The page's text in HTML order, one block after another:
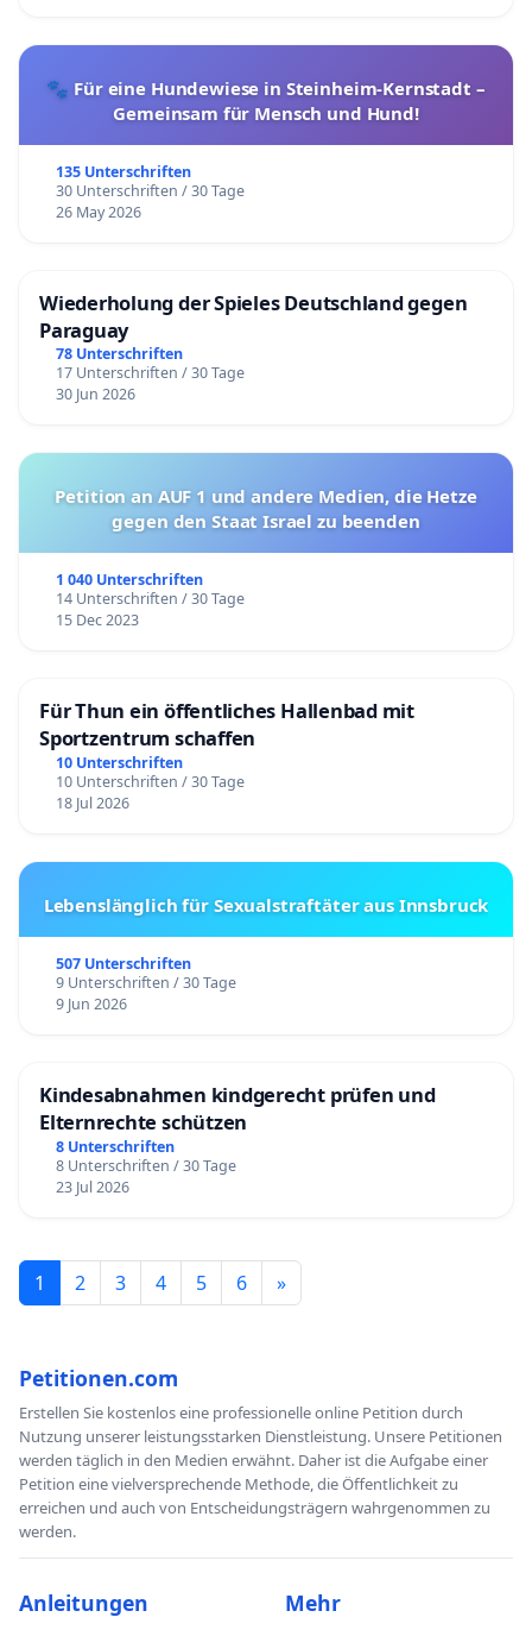
🐾 Für eine Hundewiese in Steinheim-Kernstadt –
Gemeinsam für Mensch und Hund!
135 Unterschriften
30 Unterschriften / 30 Tage
26 May 2026
Wiederholung der Spieles Deutschland gegen
Paraguay
78 Unterschriften
17 Unterschriften / 30 Tage
30 Jun 2026
Petition an AUF 1 und andere Medien, die Hetze
gegen den Staat Israel zu beenden
1 040 Unterschriften
14 Unterschriften / 30 Tage
15 Dec 2023
Für Thun ein öffentliches Hallenbad mit
Sportzentrum schaffen
10 Unterschriften
10 Unterschriften / 30 Tage
18 Jul 2026
Lebenslänglich für Sexualstraftäter aus Innsbruck
507 Unterschriften
9 Unterschriften / 30 Tage
9 Jun 2026
Kindesabnahmen kindgerecht prüfen und
Elternrechte schützen
8 Unterschriften
8 Unterschriften / 30 Tage
23 Jul 2026
1 2 3 4 5 6 »
Petitionen.com
Erstellen Sie kostenlos eine professionelle online Petition durch
Nutzung unserer leistungsstarken Dienstleistung. Unsere Petitionen
werden täglich in den Medien erwähnt. Daher ist die Aufgabe einer
Petition eine vielversprechende Methode, die Öffentlichkeit zu
erreichen und auch von Entscheidungsträgern wahrgenommen zu
werden.
Anleitungen Mehr